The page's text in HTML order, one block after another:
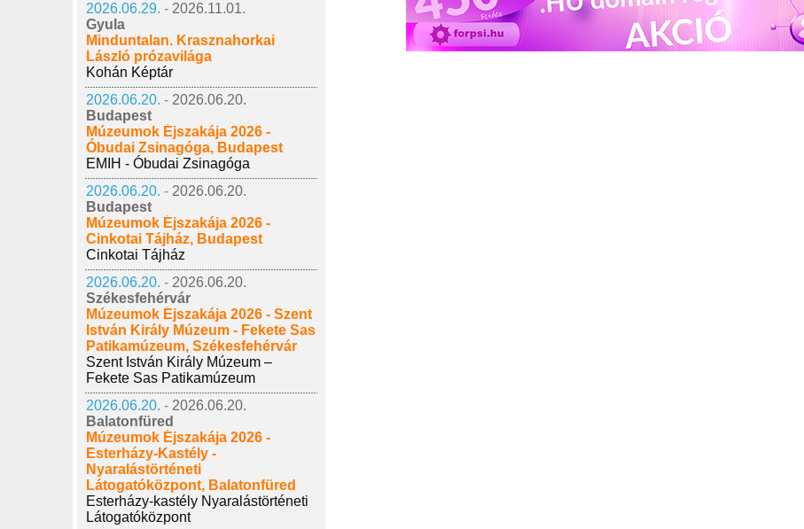
2026.06.29. - 2026.11.01.
Gyula
Minduntalan. Krasznahorkai
László prózavilága
Kohán Képtár
2026.06.20. - 2026.06.20.
Budapest
Múzeumok Éjszakája 2026 -
Óbudai Zsinagóga, Budapest
EMIH - Óbudai Zsinagóga
2026.06.20. - 2026.06.20.
Budapest
Múzeumok Éjszakája 2026 -
Cinkotai Tájház, Budapest
Cinkotai Tájház
2026.06.20. - 2026.06.20.
Székesfehérvár
Múzeumok Éjszakája 2026 - Szent
István Király Múzeum - Fekete Sas
Patikamúzeum, Székesfehérvár
Szent István Király Múzeum –
Fekete Sas Patikamúzeum
2026.06.20. - 2026.06.20.
Balatonfüred
Múzeumok Éjszakája 2026 -
Esterházy-Kastély -
Nyaralástörténeti
Látogatóközpont, Balatonfüred
Esterházy-kastély Nyaralástörténeti
Látogatóközpont